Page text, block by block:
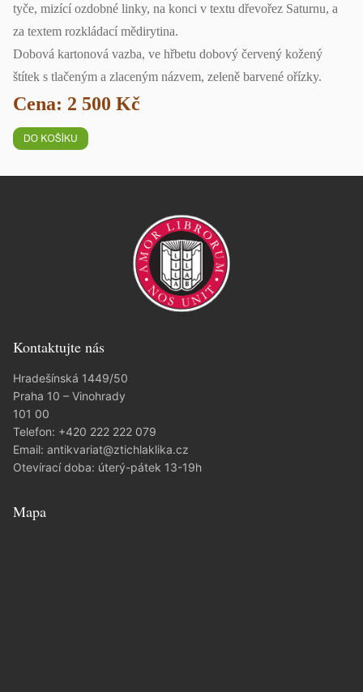
tyče, mizící ozdobné linky, na konci v textu dřevořez Saturnu, a
za textem rozkládací mědirytina.
Dobová kartonová vazba, ve hřbetu dobový červený kožený
štítek s tlačeným a zlaceným názvem, zeleně barvené ořízky.
Cena: 2 500 Kč
Kontaktujte nás
Hradešínská 1449/50
Praha 10 – Vinohrady
101 00
Telefon: +420 222 222 079
Email: antikvariat@ztichlaklika.cz
Otevírací doba: úterý-pátek 13-19h
Mapa